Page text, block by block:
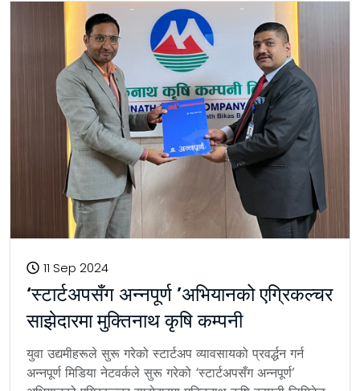
11 Sep 2024
‘स्टार्टअपसँग अन्नपूर्ण ’अभियानको एग्रिकल्चर
साझेदारमा मुक्तिनाथ कृषि कम्पनी
युवा उद्यमीहरूले सुरू गरेको स्टार्टअप व्यावसायको प्रवर्द्धन गर्न
अन्नपूर्ण मिडिया नेटवर्कले सुरू गरेको ‘स्टार्टअपसँग अन्नपूर्ण’